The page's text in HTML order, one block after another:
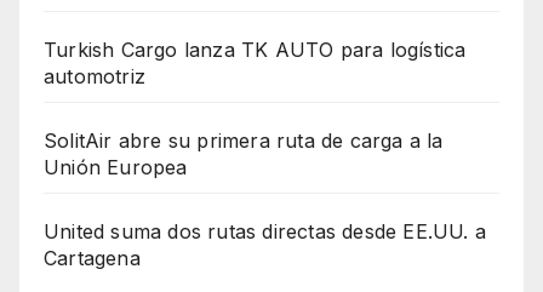
Turkish Cargo lanza TK AUTO para logística
automotriz
SolitAir abre su primera ruta de carga a la
Unión Europea
United suma dos rutas directas desde EE.UU. a
Cartagena